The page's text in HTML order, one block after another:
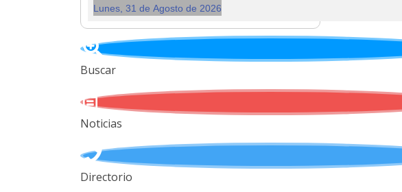
Lunes, 31 de Agosto de 2026
Buscar
Noticias
Directorio